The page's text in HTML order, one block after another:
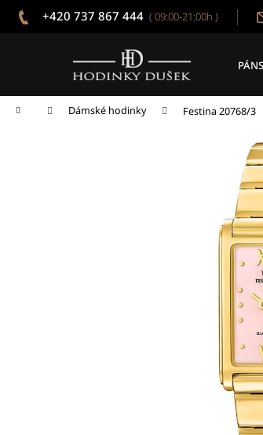
Přejít
+420 737 867 444 ( 09:00-21:00h )
Domů Dámské hodinky Festina 20768/3
k